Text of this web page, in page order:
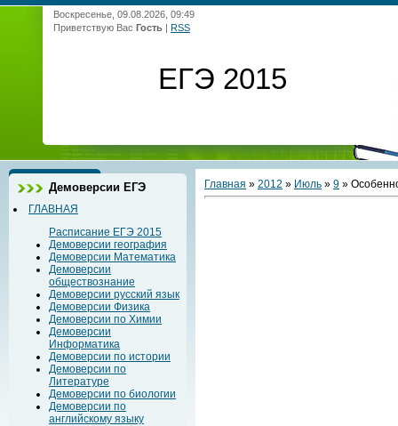
Воскресенье, 09.08.2026, 09:49
Приветствую Вас Гость | RSS
ЕГЭ 2015
Демоверсии ЕГЭ
ГЛАВНАЯ
Расписание ЕГЭ 2015
Демоверсии география
Демоверсии Математика
Демоверсии
обществознание
Демоверсии русский язык
Демоверсии Физика
Демоверсии по Химии
Демоверсии
Информатика
Демоверсии по истории
Демоверсии по
Литературе
Демоверсии по биологии
Демоверсии по
английскому языку
Главная » 2012 » Июль » 9 »